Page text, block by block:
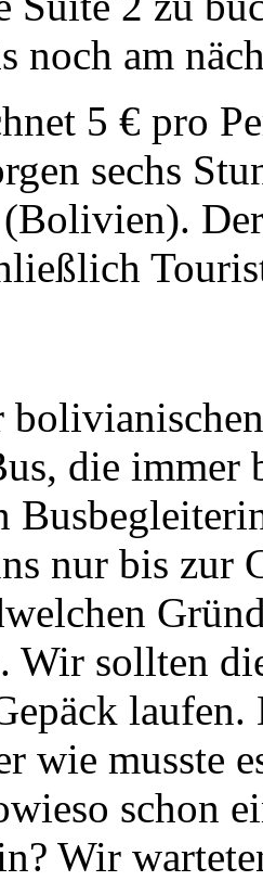
noch am
5 € pro
sechs
(Bolivien).
die immer
nur bis zur
Wir sollten
wie musste
schon
Wir